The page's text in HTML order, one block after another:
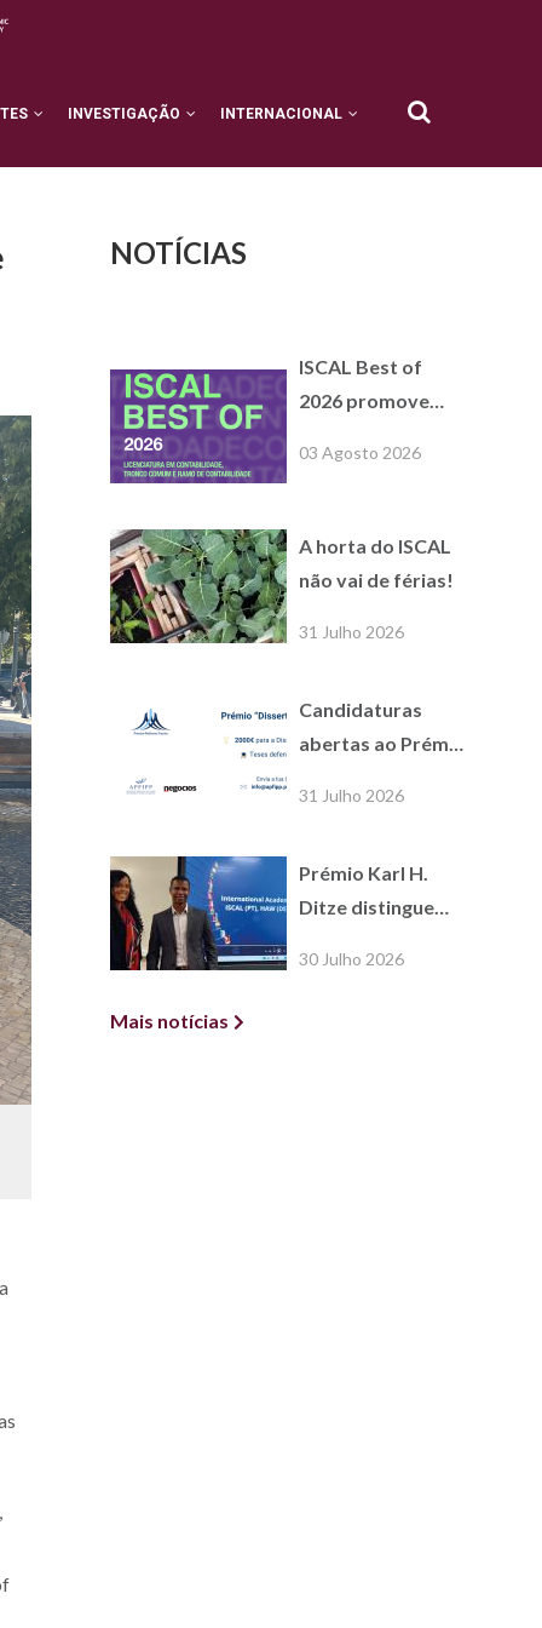
INVESTIGAÇÃO INTERNACIONAL
NOTÍCIAS
ISCAL Best of
2026 promove
extracurriculares
parceiras de
referência
03 Agosto 2026
A horta do ISCAL
não vai de férias!
31 Julho 2026
Candidaturas
abertas ao Prémio
Negócios
31 Julho 2026
Prémio Karl H.
Ditze distingue
30 Julho 2026
Mais notícias